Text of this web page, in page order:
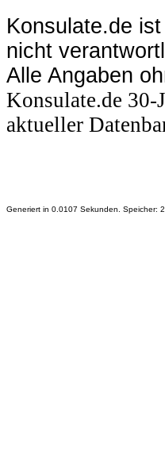
Konsulate.de
nicht
Alle Angaben
Konsulate.de 30-
aktueller
Generiert in 0.0107 Sekunden. Speicher: